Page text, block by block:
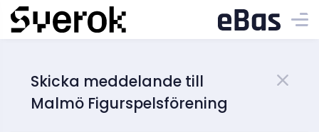
Skicka meddelande till
Malmö Figurspelsförening